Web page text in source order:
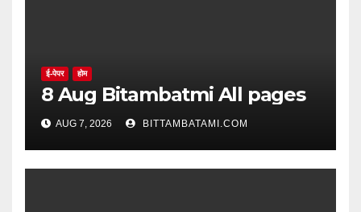
ई-पेपर होम
8 Aug Bitambatmi All pages
AUG 7, 2026 BITTAMBATAMI.COM